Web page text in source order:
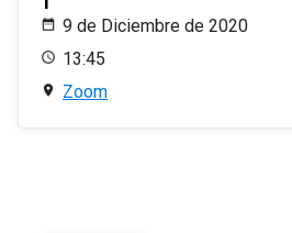
9 de Diciembre de 2020
13:45
Zoom